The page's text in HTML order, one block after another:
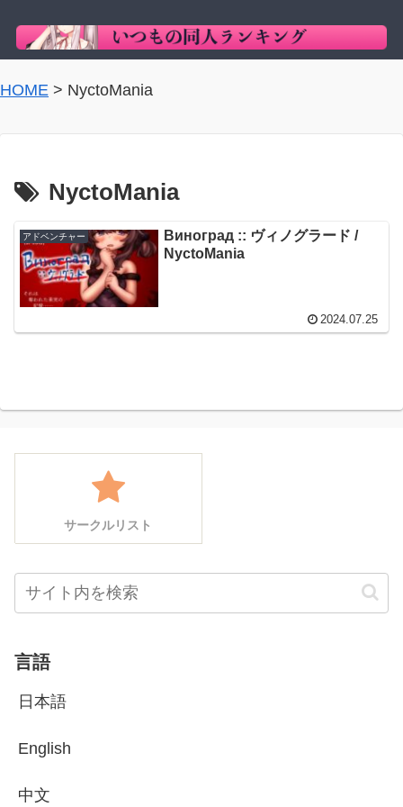
HOME > NyctoMania
NyctoMania
アドベンチャー
Виноград :: ヴィノグラード /
NyctoMania
2024.07.25
サークルリスト
言語
日本語
English
中文